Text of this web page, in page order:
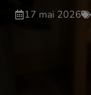
17 mai 2026